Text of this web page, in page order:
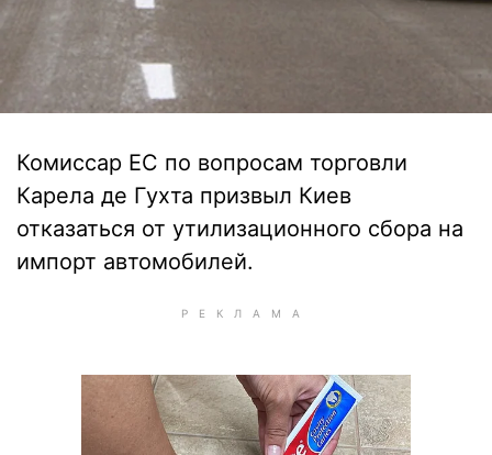
Комиссар ЕС по вопросам торговли
Карела де Гухта призвыл Киев
отказаться от утилизационного сбора на
импорт автомобилей.